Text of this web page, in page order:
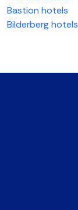
Bastion hotels
Bilderberg hotels